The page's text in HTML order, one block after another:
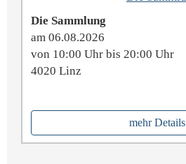
Die Sammlung
am 06.08.2026
von 10:00 Uhr bis 20:00 Uhr
4020 Linz
mehr Details